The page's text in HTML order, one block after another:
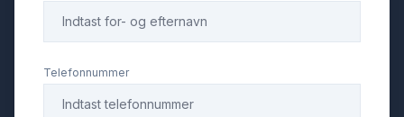
Telefonnummer